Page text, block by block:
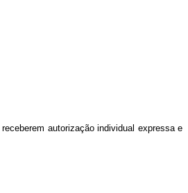
receberem autorização individual expressa e